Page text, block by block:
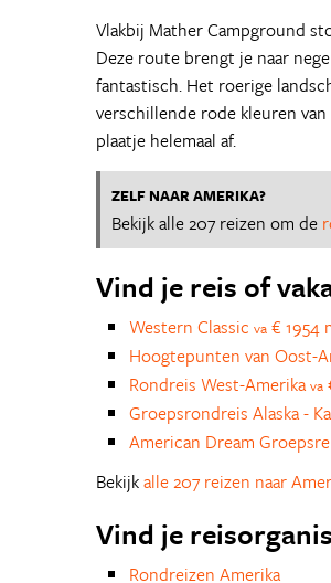
Vlakbij Mather Campground
Deze route brengt je naar
fantastisch. Het roerige
verschillende rode kleuren
plaatje helemaal af.
ZELF NAAR AMERIKA?
Bekijk alle 207 reizen om de
Vind je reis of
Western Classic va € 1954
Hoogtepunten van Oost-
Rondreis West-Amerika va
Groepsrondreis Alaska -
American Dream
Bekijkalle 207 reizen naar
Vind je
Rondreizen Amerika